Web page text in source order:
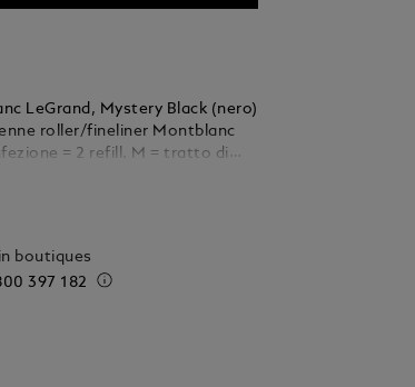
LeGrand, Mystery Black (nero)
roller/fineliner Montblanc
boutiques
397 182